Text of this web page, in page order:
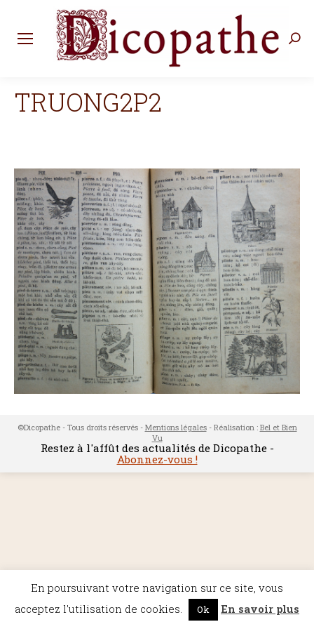
TRUONG2P2
©Dicopathe - Tous droits réservés - Mentions légales- Réalisation : Bel et Bien
Vu
Restez à l'affût des actualités de Dicopathe -
Abonnez-vous !
En poursuivant votre navigation sur ce site, vous
acceptez l'utilisation de cookies.
Ok En savoir plus